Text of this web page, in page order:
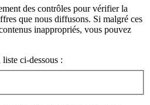
des contrôles pour vérifier la
que nous diffusons. Si malgré ces
inappropriés, vous pouvez
ci-dessous :